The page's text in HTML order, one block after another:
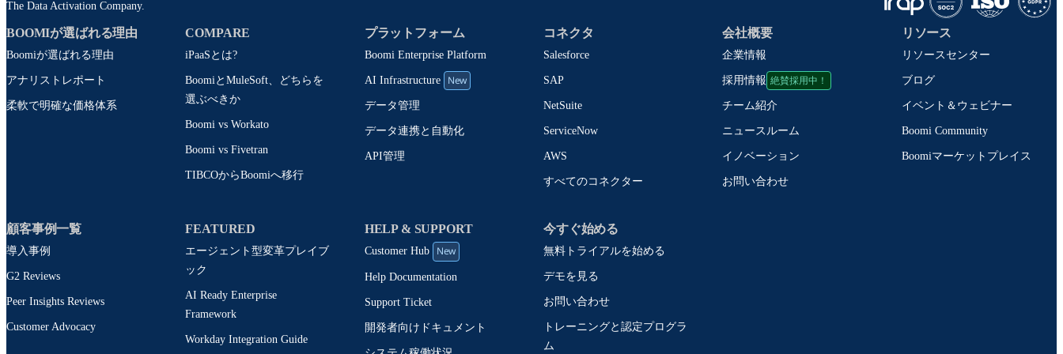
The Data Activation Company.
BOOMIが選ばれる理由
Boomiが選ばれる理由
アナリストレポート
柔軟で明確な価格体系
COMPARE
iPaaSとは?
BoomiとMuleSoft、どちらを
選ぶべきか
Boomi vs Workato
Boomi vs Fivetran
TIBCOからBoomiへ移行
プラットフォーム
Boomi Enterprise Platform
AI Infrastructure New
データ管理
データ連携と自動化
API管理
コネクタ
Salesforce
SAP
NetSuite
ServiceNow
AWS
すべてのコネクター
会社概要
企業情報
採用情報 絶賛採用中！
チーム紹介
ニュースルーム
イノベーション
お問い合わせ
リソース
リソースセンター
ブログ
イベント＆ウェビナー
Boomi Community
Boomiマーケットプレイス
顧客事例一覧
導入事例
G2 Reviews
Peer Insights Reviews
Customer Advocacy
FEATURED
エージェント型変革プレイブ
ック
AI Ready Enterprise
Framework
Workday Integration Guide
HELP & SUPPORT
Customer Hub New
Help Documentation
Support Ticket
開発者向けドキュメント
今すぐ始める
無料トライアルを始める
デモを見る
お問い合わせ
トレーニングと認定プログラ
ム